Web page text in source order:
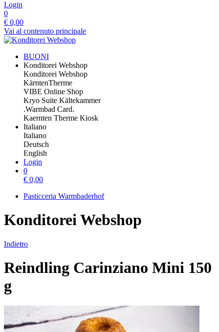
Login
0
€ 0,00
Vai al contenuto principale
BUONI
Konditorei Webshop
Konditorei Webshop
KärntenTherme
VIBE Online Shop
Kryo Suite Kältekammer
.Warmbad Card.
Kaernten Therme Kiosk
Italiano
Italiano
Deutsch
English
Login
0
€ 0,00
Pasticceria Warmbaderhof
Konditorei Webshop
Indietro
Reindling Carinziano Mini 150
g